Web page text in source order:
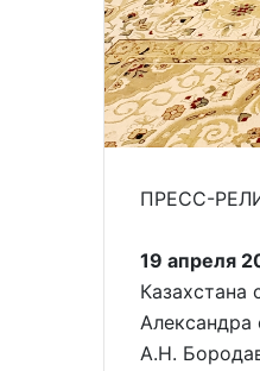
ПРЕСС-
19 апреля
Казахстана
А.Н.